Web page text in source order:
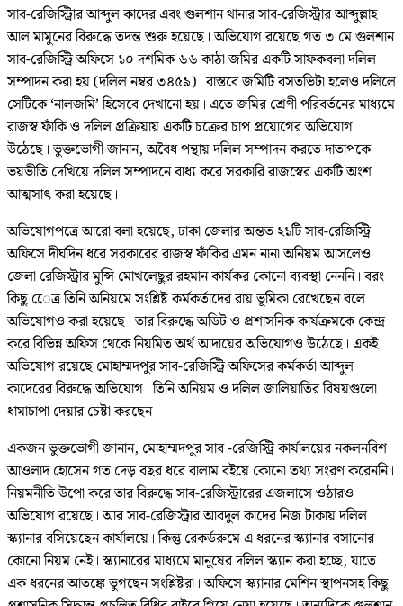
সাব-রেজিস্ট্রিার আব্দুল কাদের এবং গুলশান থানার সাব-রেজিস্ট্রার আব্দুল্লাহ
আল মামুনের বিরুদ্ধে তদন্ত শুরু হয়েছে। অভিযোগ রয়েছে গত ৩ মে গুলশান
সাব-রেজিস্ট্রি অফিসে ১০ দশমিক ৬৬ কাঠা জমির একটি সাফকবলা দলিল
সম্পাদন করা হয় (দলিল নম্বর ৩৪৫৯)। বাস্তবে জমিটি বসতভিটা হলেও দলিলে
সেটিকে ‘নালজমি’ হিসেবে দেখানো হয়। এতে জমির শ্রেণী পরিবর্তনের মাধ্যমে
রাজস্ব ফাঁকি ও দলিল প্রক্রিয়ায় একটি চক্রের চাপ প্রয়োগের অভিযোগ
উঠেছে। ভুক্তভোগী জানান, অবৈধ পন্থায় দলিল সম্পাদন করতে দাতাপকে
ভয়ভীতি দেখিয়ে দলিল সম্পাদনে বাধ্য করে সরকারি রাজস্বের একটি অংশ
আত্মসাৎ করা হয়েছে।
অভিযোগপত্রে আরো বলা হয়েছে, ঢাকা জেলার অন্তত ২১টি সাব-রেজিস্ট্রি
অফিসে দীর্ঘদিন ধরে সরকারের রাজস্ব ফাঁকির এমন নানা অনিয়ম আসলেও
জেলা রেজিস্ট্রার মুন্সি মোখলেছুর রহমান কার্যকর কোনো ব্যবস্থা নেননি। বরং
কিছু েেত্র তিনি অনিয়মে সংশ্লিষ্ট কর্মকর্তাদের রায় ভূমিকা রেখেছেন বলে
অভিযোগও করা হয়েছে। তার বিরুদ্ধে অডিট ও প্রশাসনিক কার্যক্রমকে কেন্দ্র
করে বিভিন্ন অফিস থেকে নিয়মিত অর্থ আদায়ের অভিযোগও উঠেছে। একই
অভিযোগ রয়েছে মোহাম্মদপুর সাব-রেজিস্ট্রি অফিসের কর্মকর্তা আব্দুল
কাদেরের বিরুদ্ধে অভিযোগ। তিনি অনিয়ম ও দলিল জালিয়াতির বিষয়গুলো
ধামাচাপা দেয়ার চেষ্টা করছেন।
একজন ভুক্তভোগী জানান, মোহাম্মদপুর সাব -রেজিস্ট্রি কার্যালয়ের নকলনবিশ
আওলাদ হোসেন গত দেড় বছর ধরে বালাম বইয়ে কোনো তথ্য সংরণ করেননি।
নিয়মনীতি উপো করে তার বিরুদ্ধে সাব-রেজিস্ট্রারের এজলাসে ওঠারও
অভিযোগ রয়েছে। আর সাব-রেজিস্ট্রার আবদুল কাদের নিজ টাকায় দলিল
স্ক্যানার বসিয়েছেন কার্যালয়ে। কিন্তু রেকর্ডরুমে এ ধরনের স্ক্যানার বসানোর
কোনো নিয়ম নেই। স্ক্যানারের মাধ্যমে মানুষের দলিল স্ক্যান করা হচ্ছে, যাতে
এক ধরনের আতঙ্কে ভুগছেন সংশ্লিষ্টরা। অফিসে স্ক্যানার মেশিন স্থাপনসহ কিছু